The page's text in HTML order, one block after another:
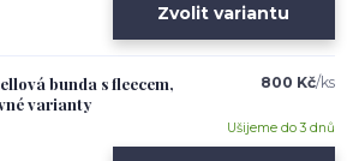
Zvolit variantu
bunda s fleecem,
varianty
800 Kč/ks
Ušijeme do 3 dnů